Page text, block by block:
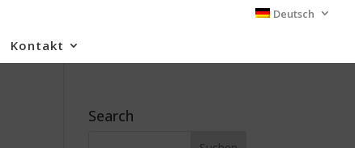
Deutsch
Kontakt
Search